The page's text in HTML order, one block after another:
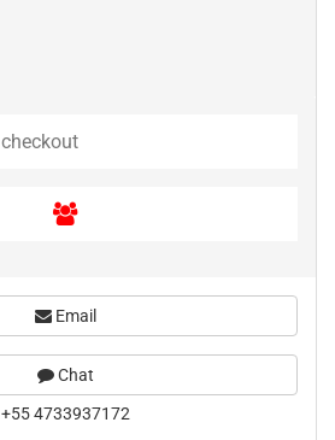
Email
Chat
+55 4733937172